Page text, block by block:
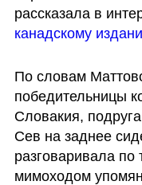
канадскому
По словам
победительницы
Словакия,
Сев на заднее
разговаривала по
мимоходом